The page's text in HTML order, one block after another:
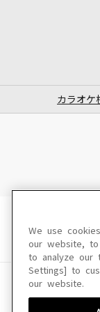
カラオケ
We use
our website, to
to analyze our
Settings] to
our website.